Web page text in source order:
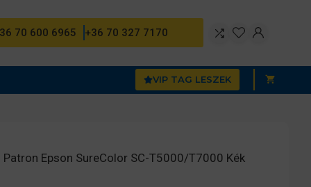
70 600 6965 +36 70 327 7170
VIP TAG LESZEK
Patron Epson SureColor SC-T5000/T7000 Kék